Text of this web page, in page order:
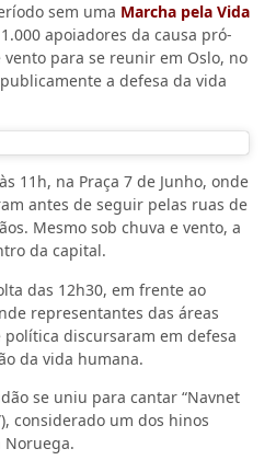
sem uma Marcha pela Vida
apoiadores da causa pró-
para se reunir em Oslo, no
a defesa da vida
11h, na Praça 7 de Junho, onde
antes de seguir pelas ruas de
Mesmo sob chuva e vento, a
da capital.
das 12h30, em frente ao
representantes das áreas
discursaram em defesa
da vida humana.
se uniu para cantar “Navnet
considerado um dos hinos
Noruega.